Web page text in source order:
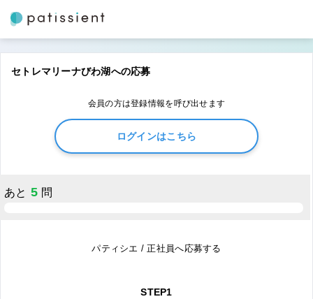
セトレマリーナびわ湖への応募
会員の方は登録情報を呼び出せます
ログインはこちら
あと 5 問
パティシエ / 正社員へ応募する
STEP1